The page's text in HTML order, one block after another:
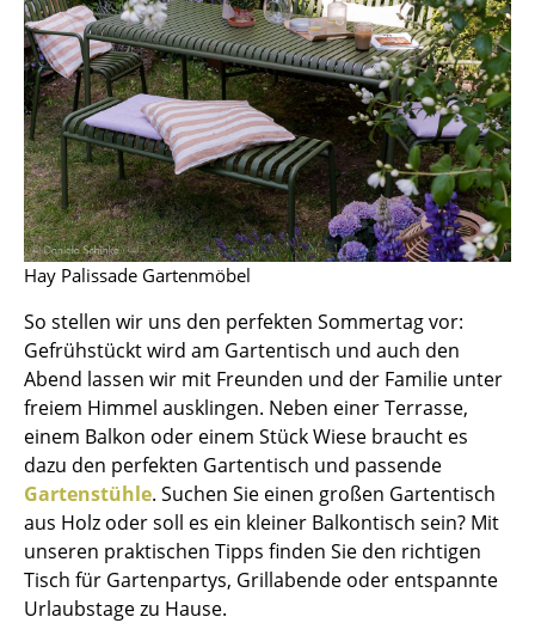
Sideboards & Kommoden
TV Möbel
Beistell- & Rollcontainer
Barmöbel
Garderoben
Kleinaufbewahrung
... alle Aufbewahrungsmöbel
Licht
Hängeleuchten & Deckenleuchten
Tischleuchten
Schreibtischleuchten
Stehleuchten & Leseleuchten
Hay Palissade Gartenmöbel
So stellen wir uns den perfekten Sommertag vor:
Gefrühstückt wird am Gartentisch und auch den
Abend lassen wir mit Freunden und der Familie unter
freiem Himmel ausklingen. Neben einer Terrasse,
einem Balkon oder einem Stück Wiese braucht es
dazu den perfekten Gartentisch und passende
Gartenstühle. Suchen Sie einen großen Gartentisch
aus Holz oder soll es ein kleiner Balkontisch sein? Mit
unseren praktischen Tipps finden Sie den richtigen
Tisch für Gartenpartys, Grillabende oder entspannte
Urlaubstage zu Hause.